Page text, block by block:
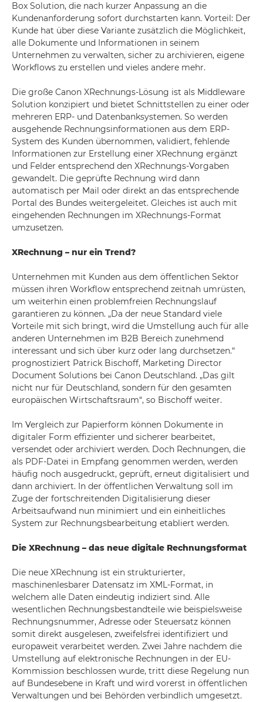
Box Solution, die nach kurzer Anpassung an die
Kundenanforderung sofort durchstarten kann. Vorteil: Der
Kunde hat über diese Variante zusätzlich die Möglichkeit,
alle Dokumente und Informationen in seinem
Unternehmen zu verwalten, sicher zu archivieren, eigene
Workflows zu erstellen und vieles andere mehr.
Die große Canon XRechnungs-Lösung ist als Middleware
Solution konzipiert und bietet Schnittstellen zu einer oder
mehreren ERP- und Datenbanksystemen. So werden
ausgehende Rechnungsinformationen aus dem ERP-
System des Kunden übernommen, validiert, fehlende
Informationen zur Erstellung einer XRechnung ergänzt
und Felder entsprechend den XRechnungs-Vorgaben
gewandelt. Die geprüfte Rechnung wird dann
automatisch per Mail oder direkt an das entsprechende
Portal des Bundes weitergeleitet. Gleiches ist auch mit
eingehenden Rechnungen im XRechnungs-Format
umzusetzen.
XRechnung – nur ein Trend?
Unternehmen mit Kunden aus dem öffentlichen Sektor
müssen ihren Workflow entsprechend zeitnah umrüsten,
um weiterhin einen problemfreien Rechnungslauf
garantieren zu können. „Da der neue Standard viele
Vorteile mit sich bringt, wird die Umstellung auch für alle
anderen Unternehmen im B2B Bereich zunehmend
interessant und sich über kurz oder lang durchsetzen.“
prognostiziert Patrick Bischoff, Marketing Director
Document Solutions bei Canon Deutschland. „Das gilt
nicht nur für Deutschland, sondern für den gesamten
europäischen Wirtschaftsraum“, so Bischoff weiter.
Im Vergleich zur Papierform können Dokumente in
digitaler Form effizienter und sicherer bearbeitet,
versendet oder archiviert werden. Doch Rechnungen, die
als PDF-Datei in Empfang genommen werden, werden
häufig noch ausgedruckt, geprüft, erneut digitalisiert und
dann archiviert. In der öffentlichen Verwaltung soll im
Zuge der fortschreitenden Digitalisierung dieser
Arbeitsaufwand nun minimiert und ein einheitliches
System zur Rechnungsbearbeitung etabliert werden.
Die XRechnung – das neue digitale Rechnungsformat
Die neue XRechnung ist ein strukturierter,
maschinenlesbarer Datensatz im XML-Format, in
welchem alle Daten eindeutig indiziert sind. Alle
wesentlichen Rechnungsbestandteile wie beispielsweise
Rechnungsnummer, Adresse oder Steuersatz können
somit direkt ausgelesen, zweifelsfrei identifiziert und
europaweit verarbeitet werden. Zwei Jahre nachdem die
Umstellung auf elektronische Rechnungen in der EU-
Kommission beschlossen wurde, tritt diese Regelung nun
auf Bundesebene in Kraft und wird vorerst in öffentlichen
Verwaltungen und bei Behörden verbindlich umgesetzt.